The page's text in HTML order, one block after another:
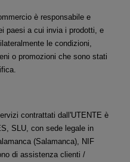
è responsabile e
paesi a cui invia i prodotti, e
le condizioni,
o promozioni che sono stati
contrattati dall'UTENTE è
SLU, con sede legale in
(Salamanca), NIF
di assistenza clienti /